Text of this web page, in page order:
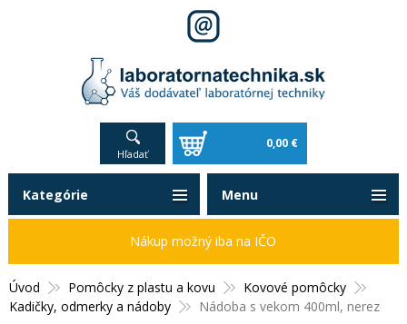
Hľadať
0,00 €
Úvod Pomôcky z plastu a kovu
Kovové pomôcky
Kadičky, odmerky a nádoby
Nádoba s vekom 400ml, nerez
Kategórie
Nákup možný iba na IČO
Menu